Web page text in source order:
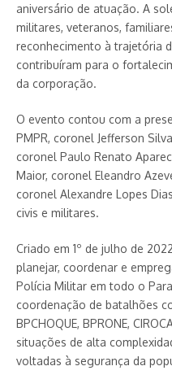
aniversário de atuação. A
militares, veteranos,
reconhecimento à trajetória
contribuíram para o
da corporação.
O evento contou com a
PMPR, coronel Jefferson
coronel Paulo Renato
Maior, coronel Eleandro
coronel Alexandre Lopes
civis e militares.
Criado em 1º de julho de
planejar, coordenar e
Polícia Militar em todo o
coordenação de batalhões
BPCHOQUE, BPRONE,
situações de alta
voltadas à segurança da